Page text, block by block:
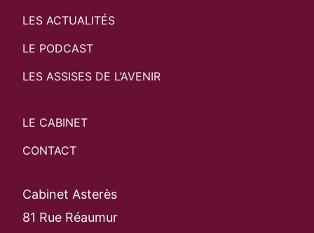
LES ACTUALITÉS
LE PODCAST
LES ASSISES DE L’AVENIR
LE CABINET
CONTACT
Cabinet Asterès
81 Rue Réaumur